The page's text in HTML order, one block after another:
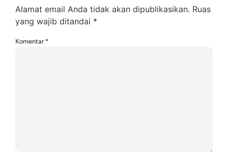
Alamat email Anda tidak akan dipublikasikan. Ruas
yang wajib ditandai *
Komentar *